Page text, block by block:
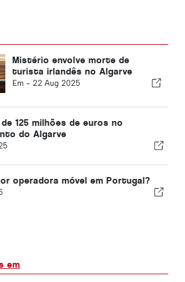
Mistério envolve morte de
turista irlandês no Algarve
Em - 22 Aug 2025
125 milhões de euros no
do Algarve
operadora móvel em Portugal?
em